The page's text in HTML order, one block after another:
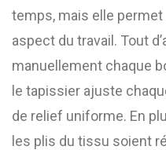
temps, mais elle
aspect du travail. Tout
manuellement chaque
le tapissier ajuste
de relief uniforme. En
les plis du tissu soient